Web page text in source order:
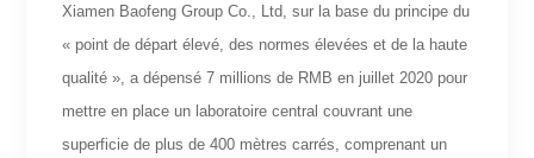
Xiamen Baofeng Group Co., Ltd, sur la base du principe du
« point de départ élevé, des normes élevées et de la haute
qualité », a dépensé 7 millions de RMB en juillet 2020 pour
mettre en place un laboratoire central couvrant une
superficie de plus de 400 mètres carrés, comprenant un